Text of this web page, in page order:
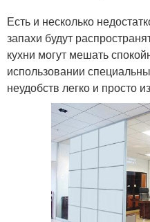
Есть и несколько
запахи будут
кухни могут мешать
использовании
неудобств легко и просто